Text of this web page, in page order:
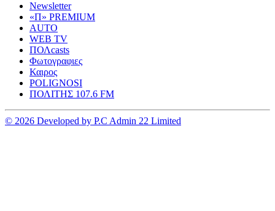
Newsletter
«Π» PREMIUM
AUTO
WEB TV
ΠΟΛcasts
Φωτογραφιες
Καιρος
POLIGNOSI
ΠΟΛΙΤΗΣ 107.6 FM
© 2026 Developed by P.C Admin 22 Limited